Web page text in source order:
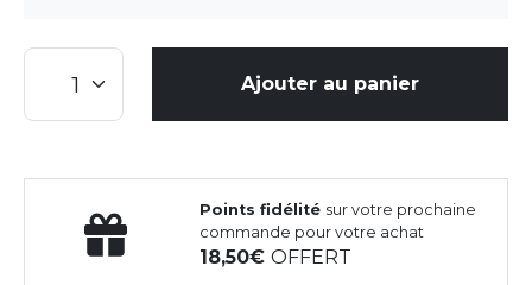
Ajouter au panier
Points fidélité sur votre prochaine
commande pour votre achat
18,50OFFERT